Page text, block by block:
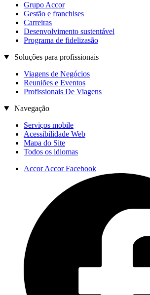
Grupo Accor
Gestão e franchises
Carreiras
Desenvolvimento sustentável
Programa de fidelizasão
Soluções para profissionais
Viagens de Negócios
Reuniões e Eventos
Profissionais De Viagens
Navegação
Serviços mobile
Acessibilidade Web
Mapa do Site
Todos os idiomas
Accor Accor Facebook